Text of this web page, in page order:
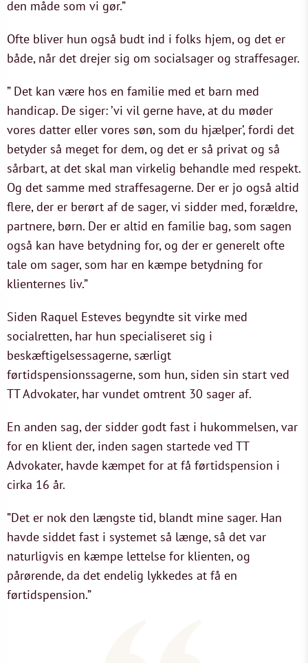
den måde som vi gør.”
Ofte bliver hun også budt ind i folks hjem, og det er
både, når det drejer sig om socialsager og straffesager.
” Det kan være hos en familie med et barn med
handicap. De siger: ’vi vil gerne have, at du møder
vores datter eller vores søn, som du hjælper’, fordi det
betyder så meget for dem, og det er så privat og så
sårbart, at det skal man virkelig behandle med respekt.
Og det samme med straffesagerne. Der er jo også altid
flere, der er berørt af de sager, vi sidder med, forældre,
partnere, børn. Der er altid en familie bag, som sagen
også kan have betydning for, og der er generelt ofte
tale om sager, som har en kæmpe betydning for
klienternes liv.”
Siden Raquel Esteves begyndte sit virke med
socialretten, har hun specialiseret sig i
beskæftigelsessagerne, særligt
førtidspensionssagerne, som hun, siden sin start ved
TT Advokater, har vundet omtrent 30 sager af.
En anden sag, der sidder godt fast i hukommelsen, var
for en klient der, inden sagen startede ved TT
Advokater, havde kæmpet for at få førtidspension i
cirka 16 år.
”Det er nok den længste tid, blandt mine sager. Han
havde siddet fast i systemet så længe, så det var
naturligvis en kæmpe lettelse for klienten, og
pårørende, da det endelig lykkedes at få en
førtidspension.”